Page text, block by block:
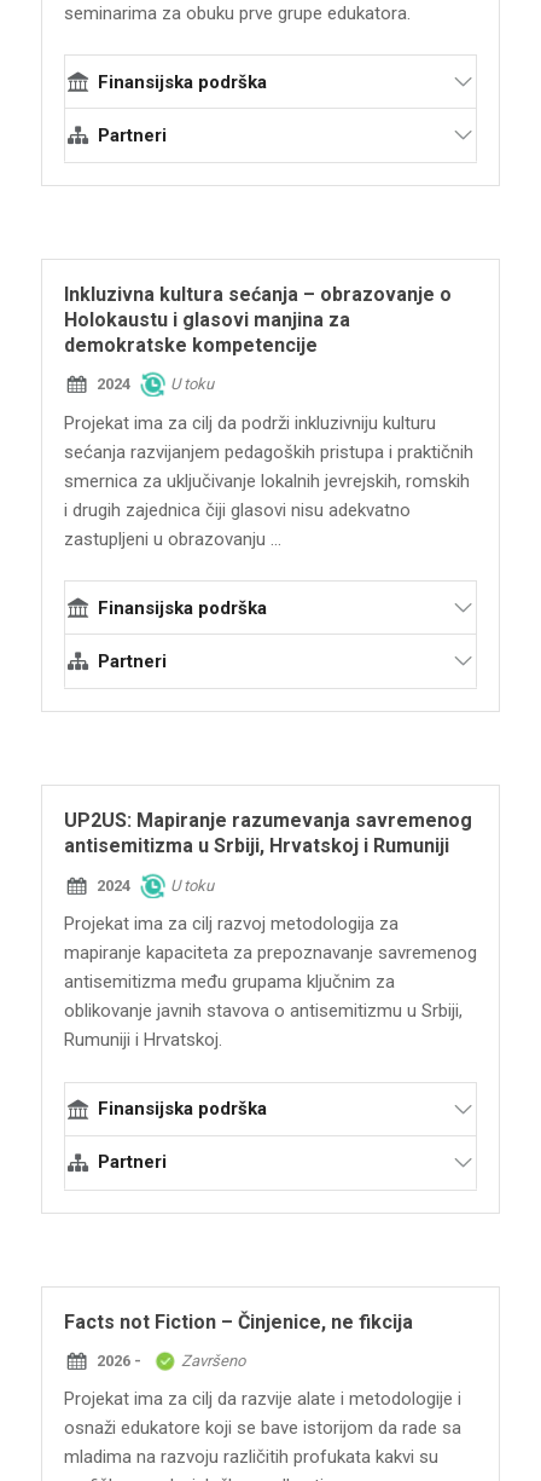
seminarima za obuku prve grupe edukatora.
Finansijska podrška
Claims Conference (The Conference on
Partneri
Inkluzivna kultura sećanja – obrazovanje o
Holokaustu i glasovi manjina za
demokratske kompetencije
2024 U toku
Projekat ima za cilj da podrži inkluzivniju kulturu
sećanja razvijanjem pedagoških pristupa i praktičnih
smernica za uključivanje lokalnih jevrejskih, romskih
i drugih zajednica čiji glasovi nisu adekvatno
zastupljeni u obrazovanju ...
Finansijska podrška
Švedski institut
Partneri
Spomen-park "Kragujevački oktobar"
Jevrejski omladinski klub Jevrejske opštine
Beograd
Nacionalna asocijacija romskih novinara
NARON
Romska redakcija RTV
Katedra za istoriju Filozofskog fakulteta
Univerziteta u Beogradu
Tačka gledišta NVO
ROMS Romska omladinska organizacija
UP2US: Mapiranje razumevanja savremenog
antisemitizma u Srbiji, Hrvatskoj i Rumuniji
2024 U toku
Projekat ima za cilj razvoj metodologija za
mapiranje kapaciteta za prepoznavanje savremenog
antisemitizma među grupama ključnim za
oblikovanje javnih stavova o antisemitizmu u Srbiji,
Rumuniji i Hrvatskoj.
Finansijska podrška
Alfred Landeker fondacija
Partneri
Fakultet humanističkih i društvenih nauka,
Filozofski fakultet Sveučilišta u Rijeci
Interkulturalni institut Temišvar
Centar za borbu protiv antisemitizma i
netolerancije
Facts not Fiction – Činjenice, ne fikcija
2026 - Završeno
Projekat ima za cilj da razvije alate i metodologije i
osnaži edukatore koji se bave istorijom da rade sa
mladima na razvoju različitih profukata kakvi su